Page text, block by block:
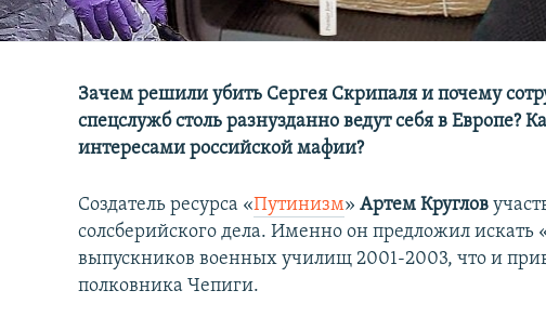
Зачем решили убить Сергея Скрипаля и почему
спецслужб столь разнузданно ведут себя в Европе?
интересами российской мафии?
Создатель ресурса «Путинизм»Артем Круглов
солсберийского дела. Именно он предложил искать
выпускников военных училищ 2001-2003, что и
полковника Чепиги.